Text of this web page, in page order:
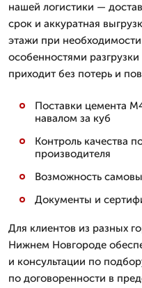
нашей логистики —
срок и аккуратная
этажи при
особенностями
приходит без потерь и
Поставки цемента
навалом за куб
Контроль качества
производителя
Возможность
Документы и
Для клиентов из разных
Нижнем Новгороде
и консультации по
по договоренности в